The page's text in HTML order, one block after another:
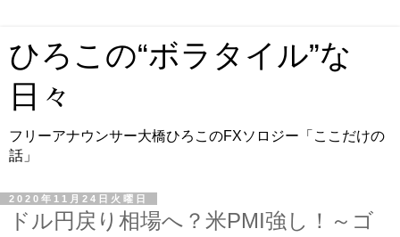
ひろこの“ボラタイル”な
日々
フリーアナウンサー大橋ひろこのFXソロジー「ここだけの
話」
2020年11月24日火曜日
ドル円戻り相場へ？米PMI強し！～ゴ